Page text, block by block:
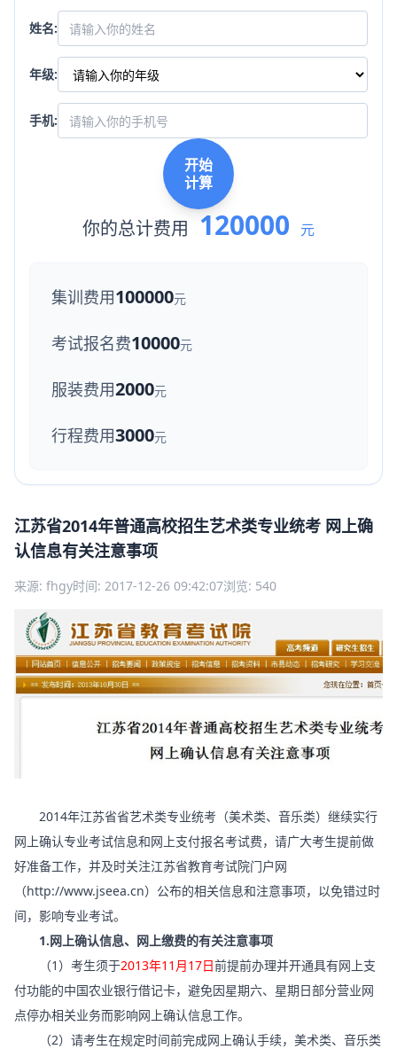
姓名:
年级:
手机:
开始
计算
你的总计费用 120000 元
集训费用100000元
考试报名费10000元
服装费用2000元
行程费用3000元
江苏省2014年普通高校招生艺术类专业统考 网上确
认信息有关注意事项
来源: fhgy时间: 2017-12-26 09:42:07浏览: 540
2014年江苏省省艺术类专业统考（美术类、音乐类）继续实行
网上确认专业考试信息和网上支付报名考试费，请广大考生提前做
好准备工作，并及时关注江苏省教育考试院门户网
（http://www.jseea.cn）公布的相关信息和注意事项，以免错过时
间，影响专业考试。
1.网上确认信息、网上缴费的有关注意事项
（1）考生须于2013年11月17日前提前办理并开通具有网上支
付功能的中国农业银行借记卡，避免因星期六、星期日部分营业网
点停办相关业务而影响网上确认信息工作。
（2）请考生在规定时间前完成网上确认手续，美术类、音乐类